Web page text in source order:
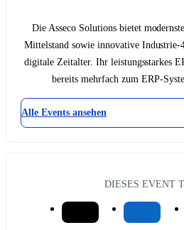
Die Asseco Solutions bietet
Mittelstand sowie innovative
digitale Zeitalter. Ihr leistungsstarkes
bereits mehrfach zum ERP-
Alle Events ansehen
DIESES EVENT